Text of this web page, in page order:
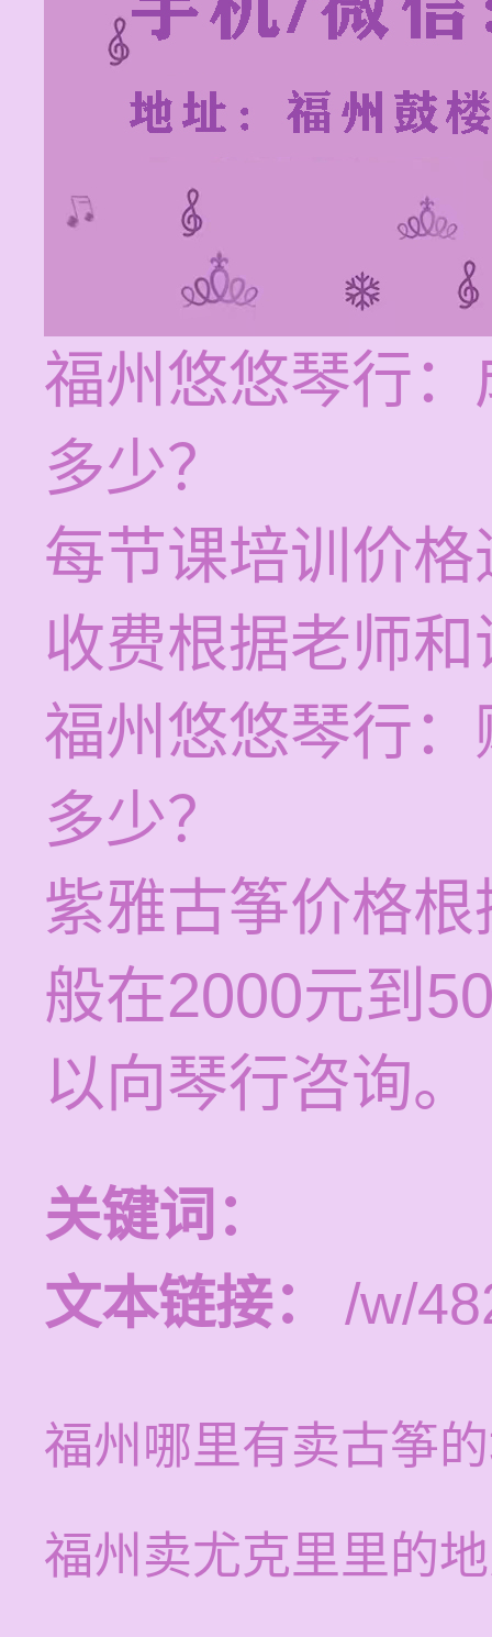
福州悠悠琴行
多少？
每节课培训价
收费根据老师
福州悠悠琴行
多少？
紫雅古筝价格
般在2000元到
以向琴行咨询。
关键词：
文本链接：
/w/
福州哪里有卖古筝
福州卖尤克里里的